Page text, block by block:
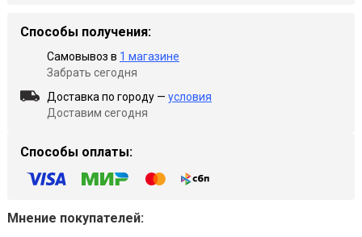
Способы получения:
Самовывоз в 1 магазине
Забрать сегодня
Доставка по городу — условия
Доставим сегодня
Способы оплаты:
Мнение покупателей: